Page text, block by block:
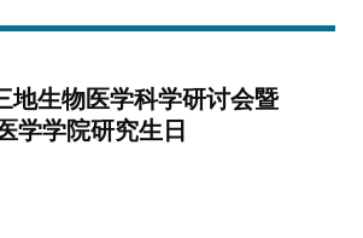
地生物医学科学研讨会暨
学学院研究生日